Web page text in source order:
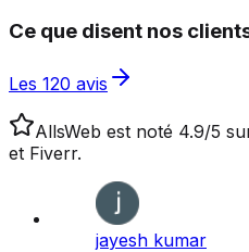
Ce que disent nos
Les 120 avis
AllsWeb est noté 4.9/5
et Fiverr.
jayesh kumar